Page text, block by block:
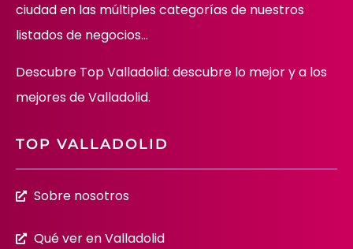
ciudad en las múltiples categorías de nuestros
listados de negocios…
Descubre Top Valladolid: descubre lo mejor y a los
mejores de Valladolid.
TOP VALLADOLID
Sobre nosotros
Qué ver en Valladolid